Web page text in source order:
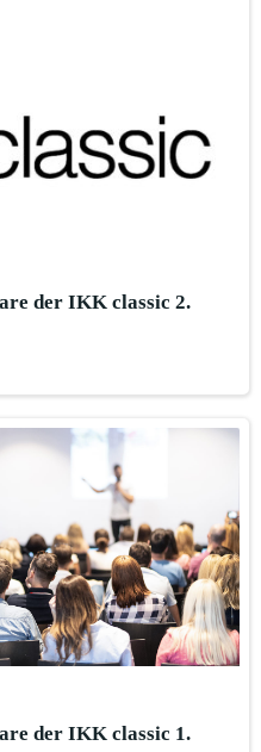
der IKK classic 2.
der IKK classic 1.